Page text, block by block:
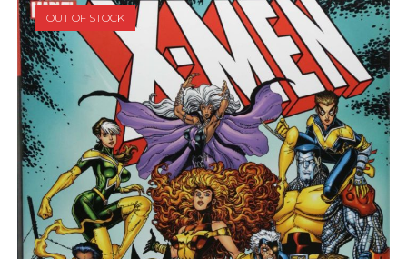
OUT OF STOCK